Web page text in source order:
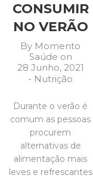
CONSUMIR
NO VERÃO
By Momento
Saúde on
28 Junho, 2021
- Nutrição
Durante o verão é
comum as pessoas
procurem
alternativas de
alimentação mais
leves e refrescantes